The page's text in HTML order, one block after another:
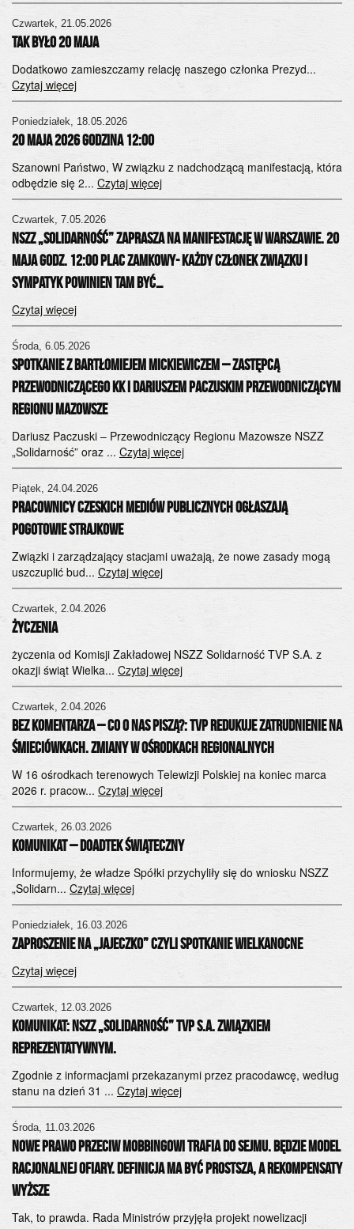
Czwartek, 21.05.2026
tak było 20 maja
Dodatkowo zamieszczamy relację naszego członka Prezyd...
Czytaj więcej
Poniedziałek, 18.05.2026
20 MAJA 2026 GODZINA 12:00
Szanowni Państwo, W związku z nadchodzącą manifestacją, która
odbędzie się 2... Czytaj więcej
Czwartek, 7.05.2026
NSZZ „Solidarność” zaprasza na Manifestację w Warszawie. 20
maja godz. 12:00 Plac Zamkowy- każdy członek związku i
sympatyk powinien tam być…
Czytaj więcej
Środa, 6.05.2026
Spotkanie z Bartłomiejem Mickiewiczem – Zastępcą
Przewodniczącego KK i Dariuszem Paczuskim Przewodniczącym
Regionu Mazowsze
Dariusz Paczuski – Przewodniczący Regionu Mazowsze NSZZ
„Solidarność” oraz ... Czytaj więcej
Piątek, 24.04.2026
Pracownicy czeskich mediów publicznych ogłaszają
pogotowie strajkowe
Związki i zarządzający stacjami uważają, że nowe zasady mogą
uszczuplić bud... Czytaj więcej
Czwartek, 2.04.2026
ŻYCZENIA
życzenia od Komisji Zakładowej NSZZ Solidarność TVP S.A. z
okazji świąt Wielka... Czytaj więcej
Czwartek, 2.04.2026
Bez komentarza – CO O NAS PISZĄ?: TVP redukuje zatrudnienie na
śmieciówkach. Zmiany w ośrodkach regionalnych
W 16 ośrodkach terenowych Telewizji Polskiej na koniec marca
2026 r. pracow... Czytaj więcej
Czwartek, 26.03.2026
komunikat – DOADTEK ŚWIĄTECZNY
Informujemy, że władze Spółki przychyliły się do wniosku NSZZ
„Solidarn... Czytaj więcej
Poniedziałek, 16.03.2026
zaproszenie na „JAJECZKO” czyli spotkanie wielkanocne
Czytaj więcej
Czwartek, 12.03.2026
KOMUNIKAT: NSZZ „Solidarność” TVP S.A. związkiem
reprezentatywnym.
Zgodnie z informacjami przekazanymi przez pracodawcę, według
stanu na dzień 31 ... Czytaj więcej
Środa, 11.03.2026
Nowe prawo przeciw mobbingowi trafia do Sejmu. Będzie model
racjonalnej ofiary. Definicja ma być prostsza, a rekompensaty
wyższe
Tak, to prawda. Rada Ministrów przyjęła projekt nowelizacji